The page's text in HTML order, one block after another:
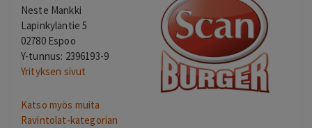
Neste Mankki
Lapinkyläntie 5
02780 Espoo
Y-tunnus: 2396193-9
Yrityksen sivut
Katso myös muita
Ravintolat-kategorian